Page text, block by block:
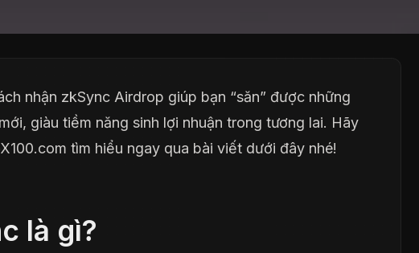
nhận zkSync Airdrop giúp bạn “săn” được những
giàu tiềm năng sinh lợi nhuận trong tương lai. Hãy
tìm hiểu ngay qua bài viết dưới đây nhé!
là gì?